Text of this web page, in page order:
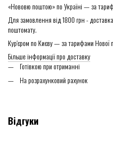
«Нововю поштою» по Україні — за
Для замовлення від 1800 грн -
поштомату.
Кур'єром по Києву — за тарифами Нової
Більше інформації про доставку
Готівкою при отриманні
На розрахунковий рахунок
Відгуки